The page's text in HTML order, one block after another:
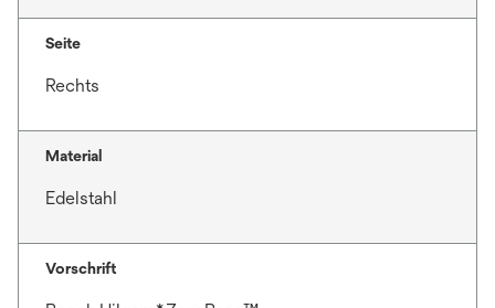
Seite
Rechts
Material
Edelstahl
Vorschrift